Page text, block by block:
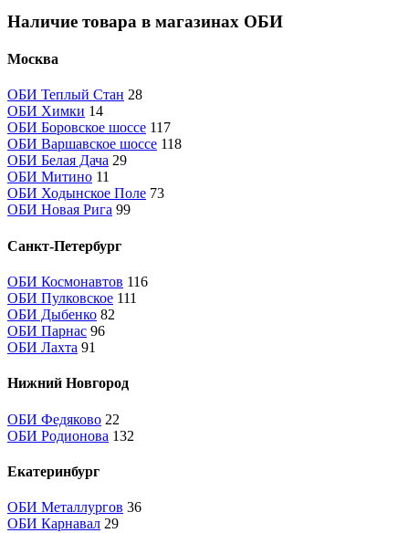
Наличие товара в магазинах ОБИ
Москва
ОБИ Теплый Стан 28
ОБИ Химки 14
ОБИ Боровское шоссе 117
ОБИ Варшавское шоссе 118
ОБИ Белая Дача 29
ОБИ Митино 11
ОБИ Ходынское Поле 73
ОБИ Новая Рига 99
Санкт-Петербург
ОБИ Космонавтов 116
ОБИ Пулковское 111
ОБИ Дыбенко 82
ОБИ Парнас 96
ОБИ Лахта 91
Нижний Новгород
ОБИ Федяково 22
ОБИ Родионова 132
Екатеринбург
ОБИ Металлургов 36
ОБИ Карнавал 29